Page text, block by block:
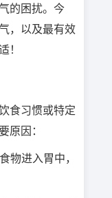
的困扰。今
，以及最有效
食习惯或特定
原因：
物进入胃中，